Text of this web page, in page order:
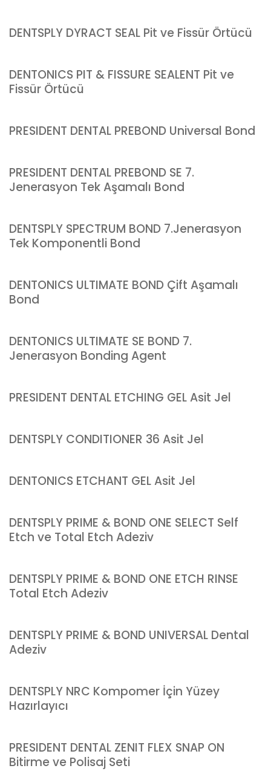
DENTSPLY DYRACT SEAL Pit ve Fissür Örtücü
DENTONICS PIT & FISSURE SEALENT Pit ve
Fissür Örtücü
PRESIDENT DENTAL PREBOND Universal Bond
PRESIDENT DENTAL PREBOND SE 7.
Jenerasyon Tek Aşamalı Bond
DENTSPLY SPECTRUM BOND 7.Jenerasyon
Tek Komponentli Bond
DENTONICS ULTIMATE BOND Çift Aşamalı
Bond
DENTONICS ULTIMATE SE BOND 7.
Jenerasyon Bonding Agent
PRESIDENT DENTAL ETCHING GEL Asit Jel
DENTSPLY CONDITIONER 36 Asit Jel
DENTONICS ETCHANT GEL Asit Jel
DENTSPLY PRIME & BOND ONE SELECT Self
Etch ve Total Etch Adeziv
DENTSPLY PRIME & BOND ONE ETCH RINSE
Total Etch Adeziv
DENTSPLY PRIME & BOND UNIVERSAL Dental
Adeziv
DENTSPLY NRC Kompomer İçin Yüzey
Hazırlayıcı
PRESIDENT DENTAL ZENIT FLEX SNAP ON
Bitirme ve Polisaj Seti